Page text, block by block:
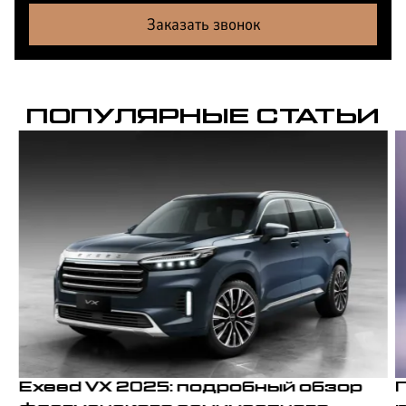
Заказать звонок
ПОПУЛЯРНЫЕ СТАТЬИ
Exeed VX 2025: подробный обзор